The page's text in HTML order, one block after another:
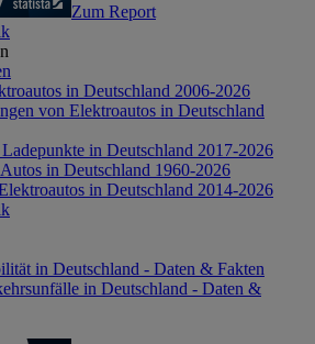
Zum Report
in Deutschland 2006-2026
von Elektroautos in Deutschland
in Deutschland 2017-2026
in Deutschland 1960-2026
in Deutschland 2014-2026
in Deutschland - Daten & Fakten
in Deutschland - Daten &